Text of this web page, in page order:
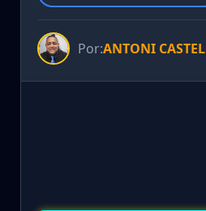
Por:ANTONI